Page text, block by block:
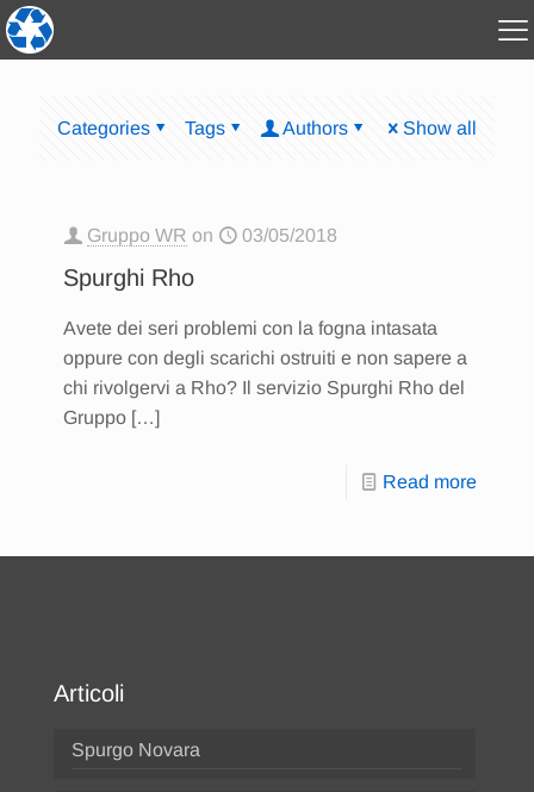
Categories Tags Authors Show all
Gruppo WR on 03/05/2018
Spurghi Rho
Avete dei seri problemi con la fogna intasata
oppure con degli scarichi ostruiti e non sapere a
chi rivolgervi a Rho? Il servizio Spurghi Rho del
Gruppo […]
Read more
Articoli
Spurgo Novara